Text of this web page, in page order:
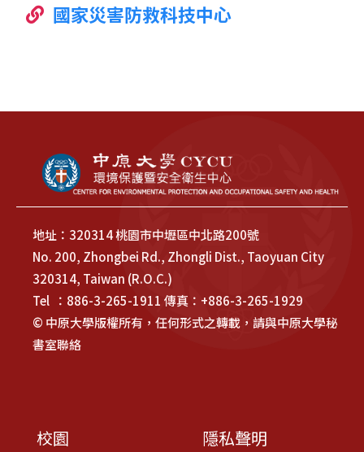
國家災害防救科技中心
地址：320314 桃園市中壢區中北路200號
No. 200, Zhongbei Rd., Zhongli Dist., Taoyuan City
320314, Taiwan (R.O.C.)
Tel ：886-3-265-1911 傳真：+886-3-265-1929
© 中原大學版權所有，任何形式之轉載，請與中原大學秘
書室聯絡
校園 隱私聲明